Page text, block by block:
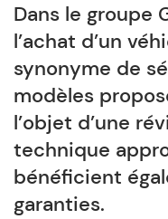
Dans le groupe
l’achat d’un
synonyme de
modèles
l’objet d’une
technique
bénéficient
garanties.